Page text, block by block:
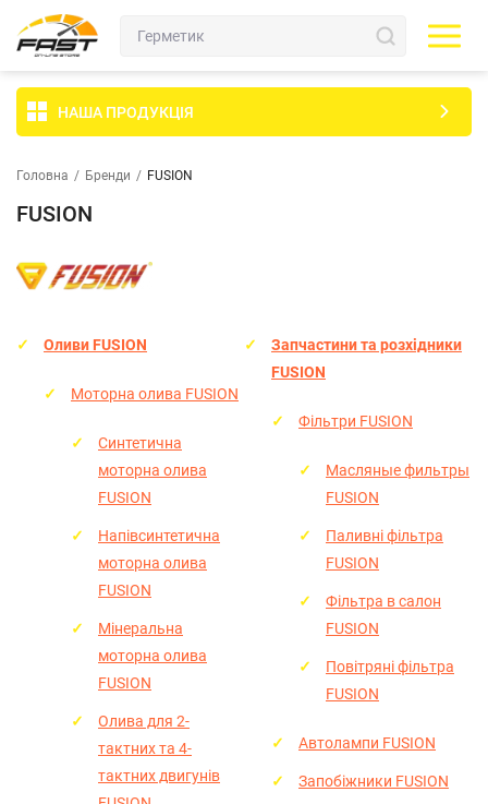
НАША ПРОДУКЦІЯ
Головна / Бренди / FUSION
FUSION
Оливи FUSION
Моторна олива FUSION
Синтетична
моторна олива
FUSION
Напівсинтетична
моторна олива
FUSION
Мінеральна
моторна олива
FUSION
Олива для 2-
тактних та 4-
тактних двигунів
Запчастини та розхідники
FUSION
Фільтри FUSION
Масляные фильтры
FUSION
Паливні фільтра
FUSION
Фільтра в салон
FUSION
Повітряні фільтра
FUSION
Автолампи FUSION
Запобіжники FUSION